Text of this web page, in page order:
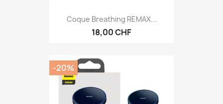
Coque Breathing REMAX...
18,00 CHF
-20%